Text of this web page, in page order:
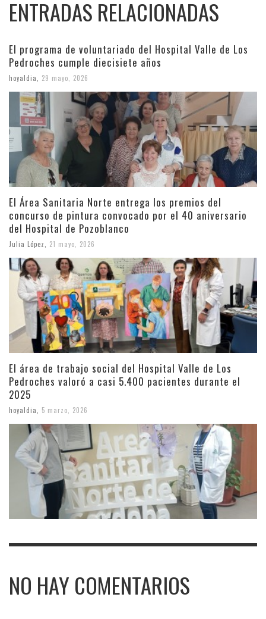
ENTRADAS RELACIONADAS
El programa de voluntariado del Hospital Valle de Los
Pedroches cumple diecisiete años
hoyaldia, 29 mayo, 2026
El Área Sanitaria Norte entrega los premios del
concurso de pintura convocado por el 40 aniversario
del Hospital de Pozoblanco
Julia López 21 mayo, 2026
El área de trabajo social del Hospital Valle de Los
Pedroches valoró a casi 5.400 pacientes durante el
2025
hoyaldia 5 marzo, 2026
NO HAY COMENTARIOS